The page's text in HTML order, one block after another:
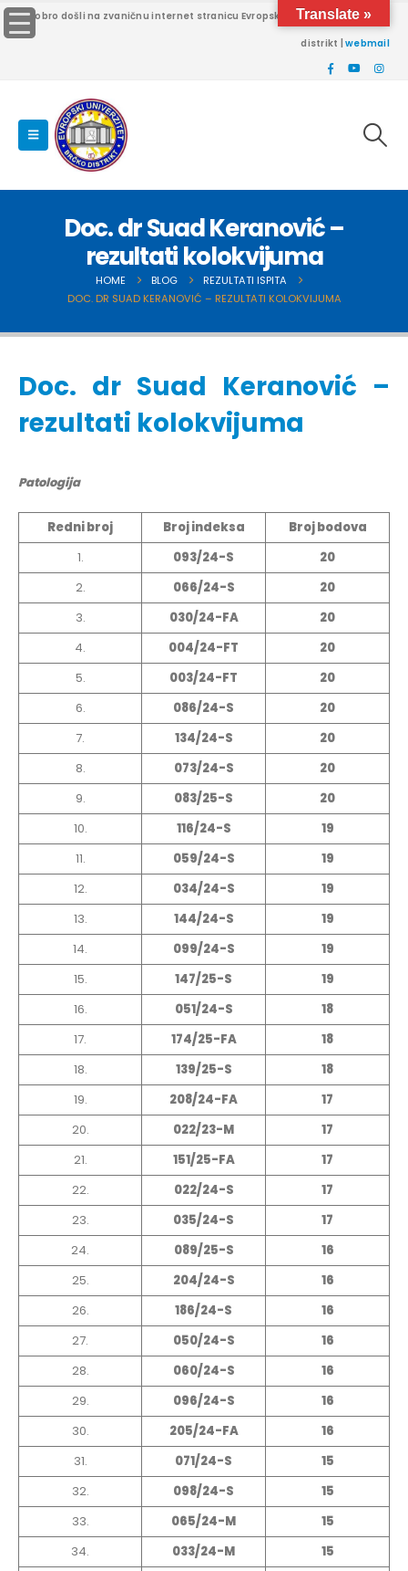
Dobro došli na zvaničnu internet stranicu Evropskog univerziteta Brčko
distrikt |webmail
Doc. dr Suad Keranović –
rezultati kolokvijuma
HOME BLOG
REZULTATI ISPITA
DOC. DR SUAD KERANOVIĆ – REZULTATI KOLOKVIJUMA
Doc. dr Suad Keranović –
rezultati kolokvijuma
Patologija
Redni broj Broj indeksa
Broj bodova
1.
093/24-S
20
2.
066/24-S
20
3.
030/24-FA
20
4.
004/24-FT
20
5.
003/24-FT
20
6.
086/24-S
20
7.
134/24-S
20
8.
073/24-S
20
9.
083/25-S
20
10.
116/24-S
19
11.
059/24-S
19
12.
034/24-S
19
13.
144/24-S
19
14.
099/24-S
19
15.
147/25-S
19
16.
051/24-S
18
17.
174/25-FA
18
18.
139/25-S
18
19.
208/24-FA
17
20.
022/23-M
17
21.
151/25-FA
17
22.
022/24-S
17
23.
035/24-S
17
24.
089/25-S
16
25.
204/24-S
16
26.
186/24-S
16
27.
050/24-S
16
28.
060/24-S
16
29.
096/24-S
16
30.
205/24-FA
16
31.
071/24-S
15
32.
098/24-S
15
33.
065/24-M
15
34.
033/24-M
15
Translate »